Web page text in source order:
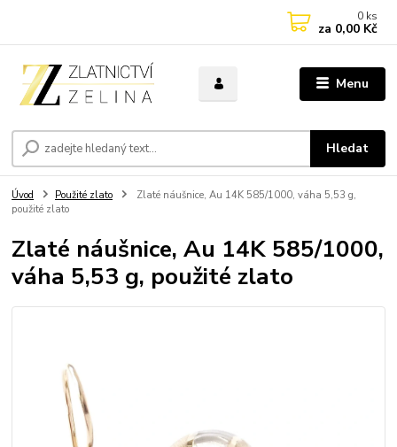
Menu
Hledat
0 ks
za 0,00 Kč
Úvod Použité zlato
Zlaté náušnice, Au 14K 585/1000, váha 5,53 g,
použité zlato
Zlaté náušnice, Au 14K 585/1000,
váha 5,53 g, použité zlato